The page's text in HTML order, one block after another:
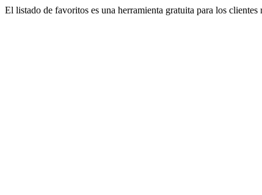
El listado de favoritos es una herramienta gratuita para los